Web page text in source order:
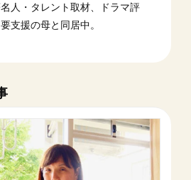
人・タレント取材、ドラマ評
支援の母と同居中。